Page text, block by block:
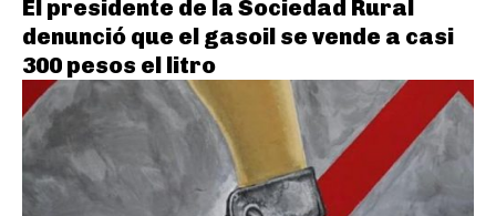
El presidente de la Sociedad Rural
denunció que el gasoil se vende a casi
300 pesos el litro